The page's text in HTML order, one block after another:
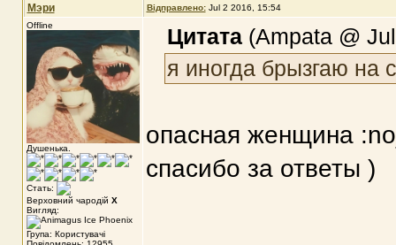
Мэри Відправлено: Jul 2 2016, 15:54
Offline
Душенька.
Стать:
Верховний чародій X
Вигляд:
Група: Користувачі
Цитата(Ampata @
я иногда брызгаю на
опасная женщина
спасибо за ответы )